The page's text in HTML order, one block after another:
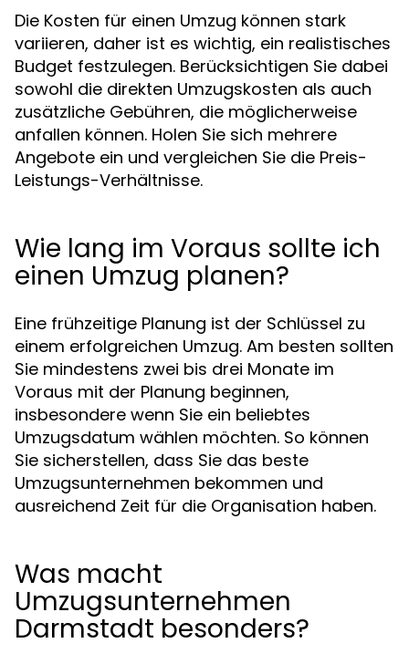
Die Kosten für einen Umzug können stark
variieren, daher ist es wichtig, ein realistisches
Budget festzulegen. Berücksichtigen Sie dabei
sowohl die direkten Umzugskosten als auch
zusätzliche Gebühren, die möglicherweise
anfallen können. Holen Sie sich mehrere
Angebote ein und vergleichen Sie die Preis-
Leistungs-Verhältnisse.
Wie lang im Voraus sollte ich
einen Umzug planen?
Eine frühzeitige Planung ist der Schlüssel zu
einem erfolgreichen Umzug. Am besten sollten
Sie mindestens zwei bis drei Monate im
Voraus mit der Planung beginnen,
insbesondere wenn Sie ein beliebtes
Umzugsdatum wählen möchten. So können
Sie sicherstellen, dass Sie das beste
Umzugsunternehmen bekommen und
ausreichend Zeit für die Organisation haben.
Was macht
Umzugsunternehmen
Darmstadt besonders?